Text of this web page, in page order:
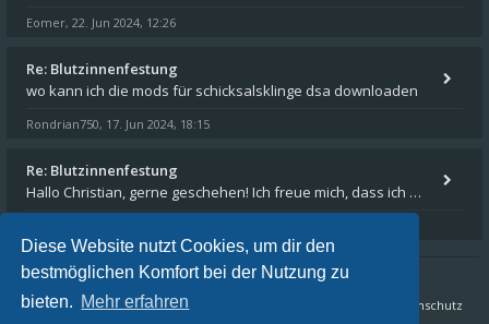
Diese Website nutzt Cookies, um dir den
bestmöglichen Komfort bei der Nutzung zu
bieten. Mehr erfahren
Eomer, 22. Jun 2024, 12:26
Re: Blutzinnenfestung
wo kann ich die mods für schicksalsklinge dsa downloaden
Rondrian750, 17. Jun 2024, 18:15
Re: Blutzinnenfestung
Hallo Christian, gerne geschehen! Ich freue mich, dass ich Dir weiterhelfen konnte - und das Forum weiter "lebt". Denn
Sternenschweif.com Nordlandtrilogie Forum Datenschutz